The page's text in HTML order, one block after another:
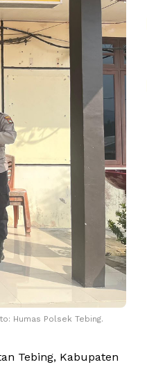
Humas Polsek Tebing.
Tebing, Kabupaten